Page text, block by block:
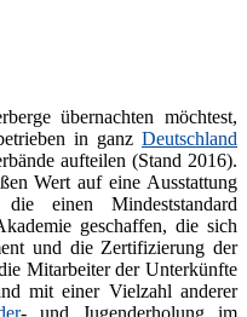
übernachten möchtest,
in ganz Deutschland
aufteilen (Stand 2016).
Wert auf eine Ausstattung
einen Mindeststandard
geschaffen, die sich
und die Zertifizierung der
Mitarbeiter der Unterkünfte
mit einer Vielzahl anderer
- und Jugenderholung im